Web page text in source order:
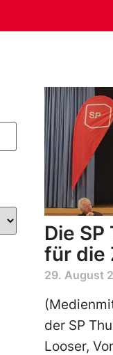
Die
für die
29. August
der SP
Looser,